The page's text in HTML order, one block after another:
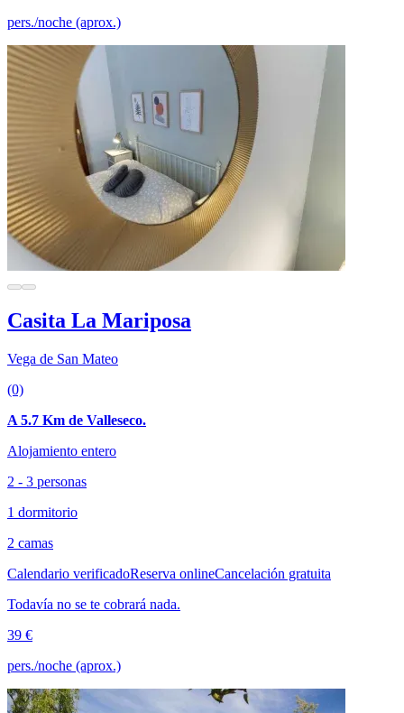
pers./noche (aprox.)
Casita La Mariposa
Vega de San Mateo
(0)
A 5.7 Km de Valleseco.
Alojamiento entero
2 - 3 personas
1 dormitorio
2 camas
Calendario verificadoReserva onlineCancelación gratuita
Todavía no se te cobrará nada.
39 €
pers./noche (aprox.)